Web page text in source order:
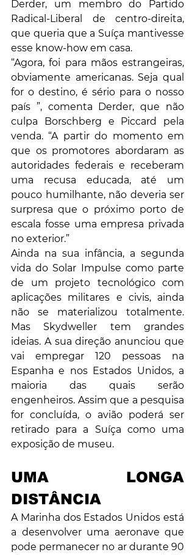
Derder, um membro do Partido
Radical-Liberal de centro-direita,
que queria que a Suíça mantivesse
esse know-how em casa.
“Agora, foi para mãos estrangeiras,
obviamente americanas. Seja qual
for o destino, é sério para o nosso
país ”, comenta Derder, que não
culpa Borschberg e Piccard pela
venda. “A partir do momento em
que os promotores abordaram as
autoridades federais e receberam
uma recusa educada, até um
pouco humilhante, não deveria ser
surpresa que o próximo porto de
escala fosse uma empresa privada
no exterior.”
Ainda na sua infância, a segunda
vida do Solar Impulse como parte
de um projeto tecnológico com
aplicações militares e civis, ainda
não se materializou totalmente.
Mas Skydweller tem grandes
ideias. A sua direção anunciou que
vai empregar 120 pessoas na
Espanha e nos Estados Unidos, a
maioria das quais serão
engenheiros. Assim que a pesquisa
for concluída, o avião poderá ser
retirado para a Suíça como uma
exposição de museu.
UMA LONGA
DISTÂNCIA
A Marinha dos Estados Unidos está
a desenvolver uma aeronave que
pode permanecer no ar durante 90